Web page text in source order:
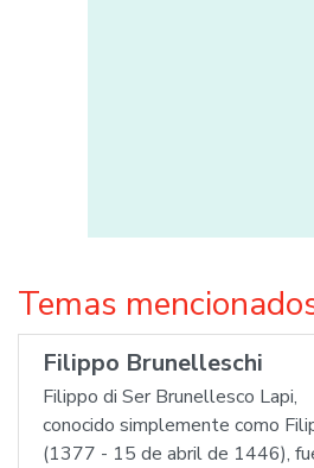
Temas
Filippo Brunelleschi
Filippo di Ser Brunellesco Lapi,
conocido simplemente como
(1377 - 15 de abril de 1446),